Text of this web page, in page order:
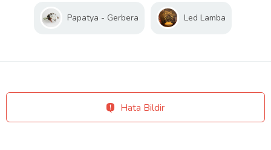
Papatya - Gerbera Led Lamba
Hata Bildir